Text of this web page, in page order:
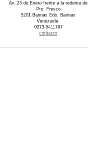
Av. 23 de Enero frente a la redoma de
Pto. Fresco
5201 Barinas Edo. Barinas
Venezuela
0273-5411797
contacto